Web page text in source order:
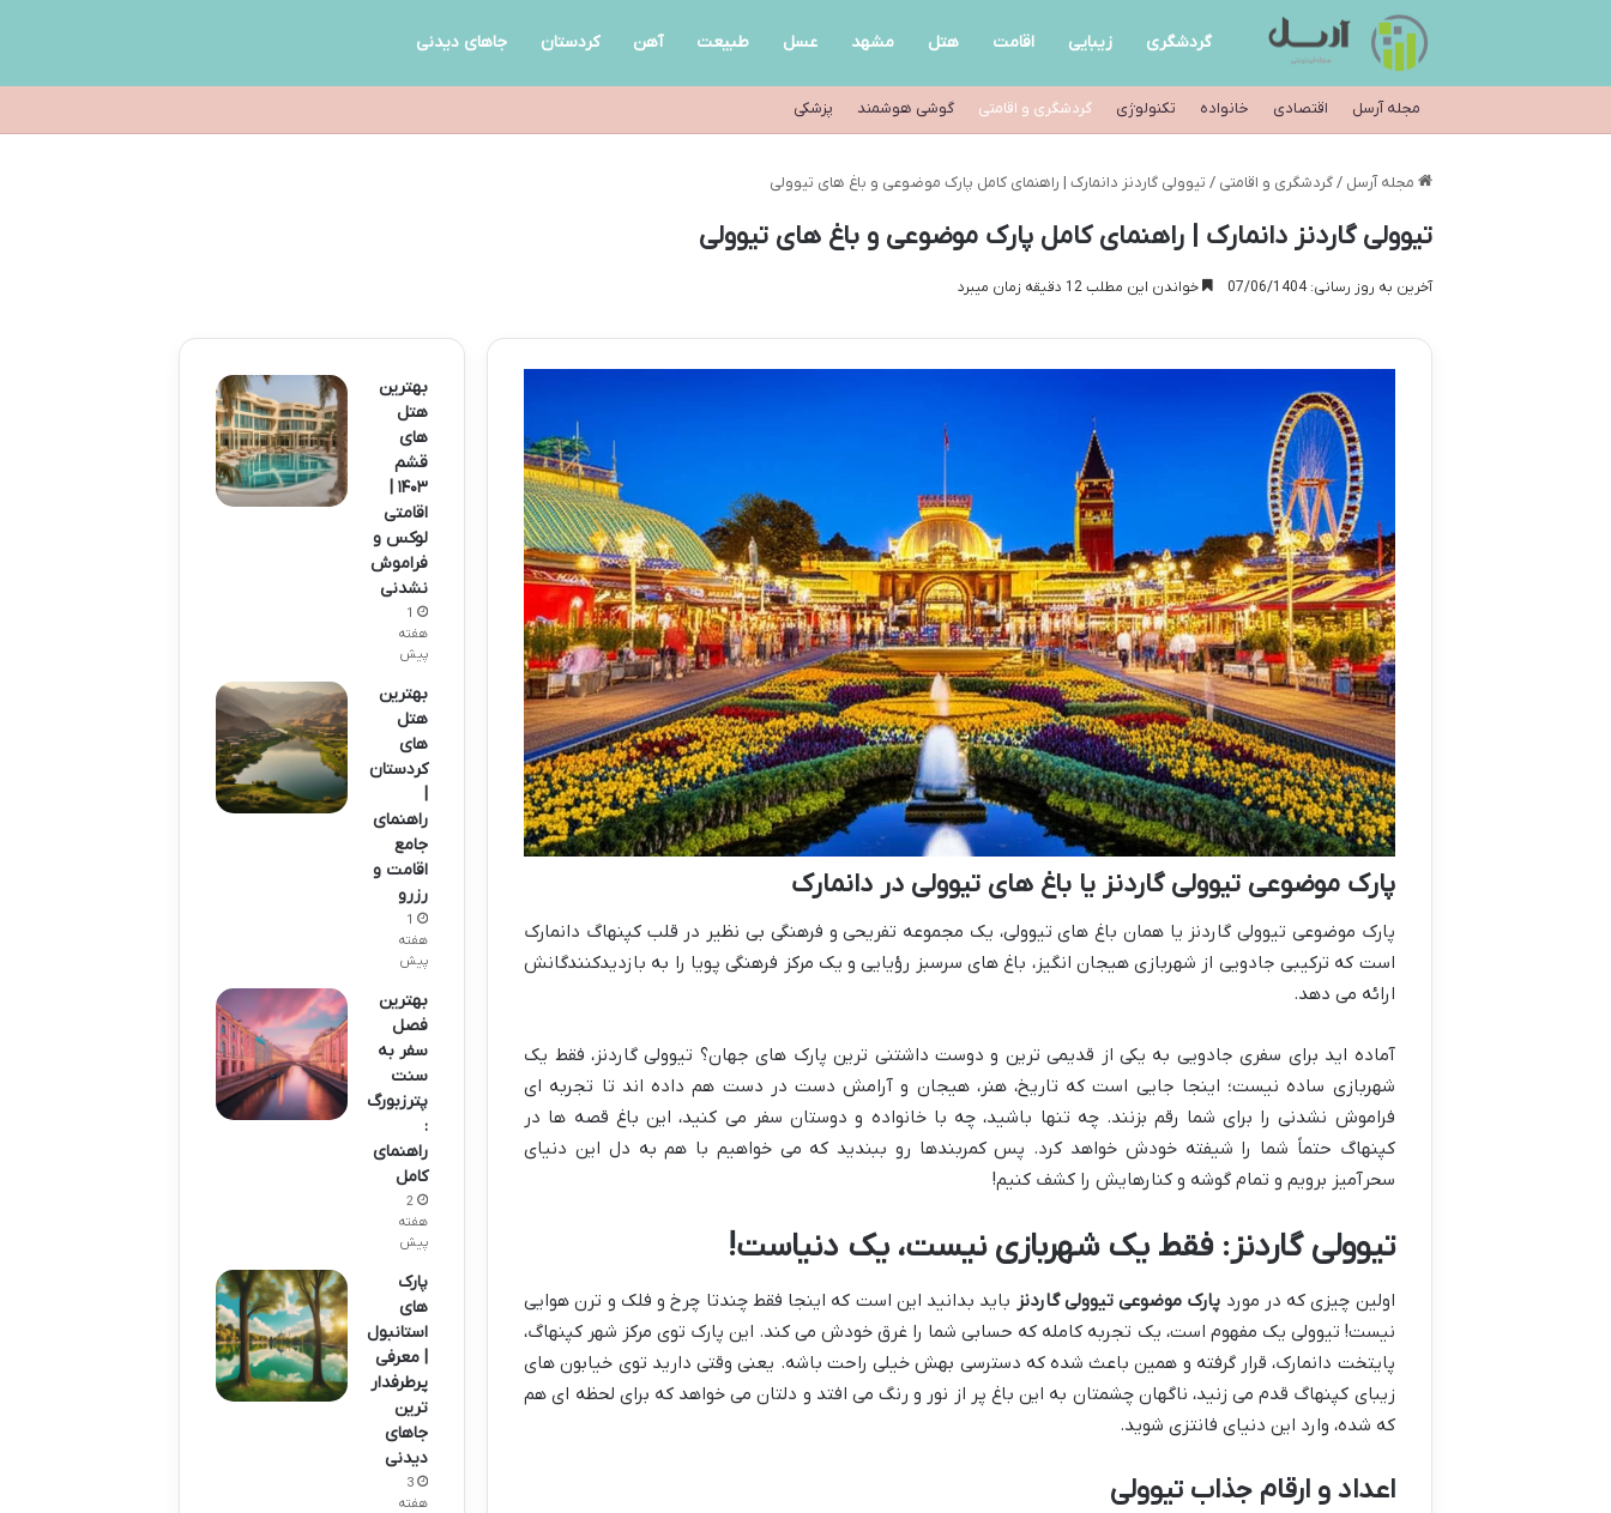
گردشگری زیبایی اقامت هتل مشهد عسل طبیعت آهن کردستان جاهای دیدنی
مجله آرسل اقتصادی خانواده تکنولوژی گردشگری و اقامتی گوشی هوشمند پزشکی
مجله آرسل / گردشگری و اقامتی / تیوولی گاردنز دانمارک | راهنمای کامل پارک موضوعی و باغ های تیوولی
تیوولی گاردنز دانمارک | راهنمای کامل پارک موضوعی و باغ های تیوولی
آخرین به روز رسانی: 07/06/1404 خواندن این مطلب 12 دقیقه زمان میبرد
پارک موضوعی تیوولی گاردنز یا باغ های تیوولی در دانمارک
پارک موضوعی تیوولی گاردنز یا همان باغ های تیوولی، یک مجموعه تفریحی و فرهنگی بی نظیر در قلب کپنهاگ دانمارک
است که ترکیبی جادویی از شهربازی هیجان انگیز، باغ های سرسبز رؤیایی و یک مرکز فرهنگی پویا را به بازدیدکنندگانش
ارائه می دهد.
آماده اید برای سفری جادویی به یکی از قدیمی ترین و دوست داشتنی ترین پارک های جهان؟ تیوولی گاردنز، فقط یک
شهربازی ساده نیست؛ اینجا جایی است که تاریخ، هنر، هیجان و آرامش دست در دست هم داده اند تا تجربه ای
فراموش نشدنی را برای شما رقم بزنند. چه تنها باشید، چه با خانواده و دوستان سفر می کنید، این باغ قصه ها در
کپنهاگ حتماً شما را شیفته خودش خواهد کرد. پس کمربندها رو ببندید که می خواهیم با هم به دل این دنیای
سحرآمیز برویم و تمام گوشه و کنارهایش را کشف کنیم!
تیوولی گاردنز: فقط یک شهربازی نیست، یک دنیاست!
اولین چیزی که در مورد پارک موضوعی تیوولی گاردنز باید بدانید این است که اینجا فقط چندتا چرخ و فلک و ترن هوایی
نیست! تیوولی یک مفهوم است، یک تجربه کامله که حسابی شما را غرق خودش می کند. این پارک توی مرکز شهر کپنهاگ،
پایتخت دانمارک، قرار گرفته و همین باعث شده که دسترسی بهش خیلی راحت باشه. یعنی وقتی دارید توی خیابون های
زیبای کپنهاگ قدم می زنید، ناگهان چشمتان به این باغ پر از نور و رنگ می افتد و دلتان می خواهد که برای لحظه ای هم
که شده، وارد این دنیای فانتزی شوید.
اعداد و ارقام جذاب تیوولی
بهترین
هتل
های
قشم
۱۴۰۳ |
اقامتی
لوکس و
فراموش
نشدنی
1
هفته
پیش
بهترین
هتل
های
کردستان
|
راهنمای
جامع
اقامت و
رزرو
1
هفته
پیش
بهترین
فصل
سفر به
سنت
پترزبورگ
:
راهنمای
کامل
2
هفته
پیش
پارک
های
استانبول
| معرفی
پرطرفدار
ترین
جاهای
دیدنی
3
هفته